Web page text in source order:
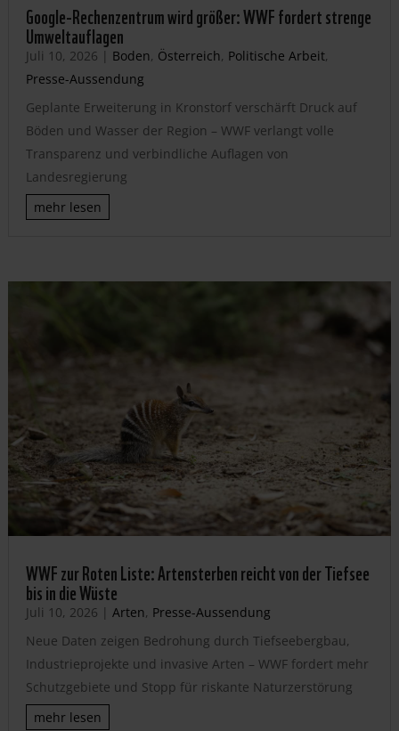
Google-Rechenzentrum wird größer: WWF fordert strenge
Umweltauflagen
Juli 10, 2026 | Boden, Österreich, Politische Arbeit,
Presse-Aussendung
Geplante Erweiterung in Kronstorf verschärft Druck auf
Böden und Wasser der Region – WWF verlangt volle
Transparenz und verbindliche Auflagen von
Landesregierung
mehr lesen
WWF zur Roten Liste: Artensterben reicht von der Tiefsee
bis in die Wüste
Juli 10, 2026 | Arten, Presse-Aussendung
Neue Daten zeigen Bedrohung durch Tiefseebergbau,
Industrieprojekte und invasive Arten – WWF fordert mehr
Schutzgebiete und Stopp für riskante Naturzerstörung
mehr lesen